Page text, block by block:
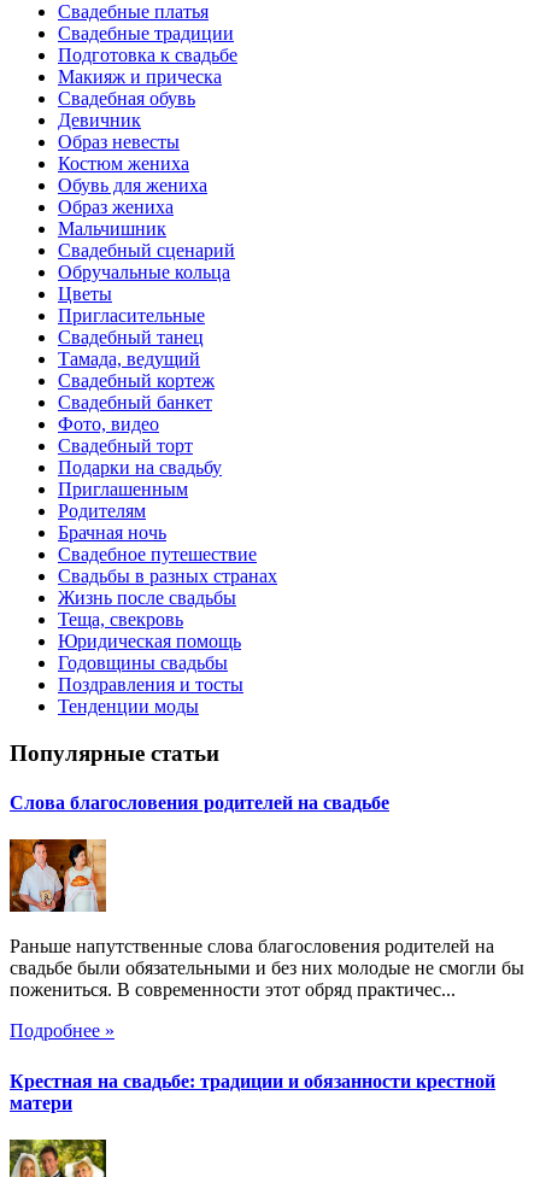
Свадебные платья
Свадебные традиции
Подготовка к свадьбе
Макияж и прическа
Свадебная обувь
Девичник
Образ невесты
Костюм жениха
Обувь для жениха
Образ жениха
Мальчишник
Свадебный сценарий
Обручальные кольца
Цветы
Пригласительные
Свадебный танец
Тамада, ведущий
Свадебный кортеж
Свадебный банкет
Фото, видео
Свадебный торт
Подарки на свадьбу
Приглашенным
Родителям
Брачная ночь
Свадебное путешествие
Свадьбы в разных странах
Жизнь после свадьбы
Теща, свекровь
Юридическая помощь
Годовщины свадьбы
Поздравления и тосты
Тенденции моды
Популярные статьи
Слова благословения родителей на свадьбе
Раньше напутственные слова благословения родителей на
свадьбе были обязательными и без них молодые не смогли бы
пожениться. В современности этот обряд практичес...
Подробнее »
Крестная на свадьбе: традиции и обязанности крестной
матери